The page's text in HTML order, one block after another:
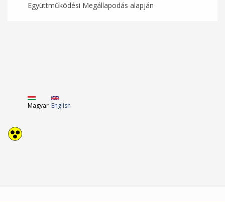
Együttműködési Megállapodás alapján
Magyar English